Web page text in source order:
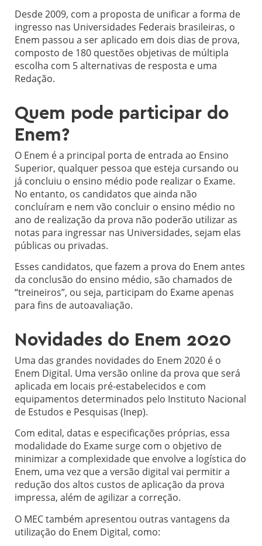
Desde 2009, com a proposta de unificar a forma de
ingresso nas Universidades Federais brasileiras, o
Enem passou a ser aplicado em dois dias de prova,
composto de 180 questões objetivas de múltipla
escolha com 5 alternativas de resposta e uma
Redação.
Quem pode participar do
Enem?
O Enem é a principal porta de entrada ao Ensino
Superior, qualquer pessoa que esteja cursando ou
já concluiu o ensino médio pode realizar o Exame.
No entanto, os candidatos que ainda não
concluíram e nem vão concluir o ensino médio no
ano de realização da prova não poderão utilizar as
notas para ingressar nas Universidades, sejam elas
públicas ou privadas.
Esses candidatos, que fazem a prova do Enem antes
da conclusão do ensino médio, são chamados de
“treineiros”, ou seja, participam do Exame apenas
para fins de autoavaliação.
Novidades do Enem 2020
Uma das grandes novidades do Enem 2020 é o
Enem Digital. Uma versão online da prova que será
aplicada em locais pré-estabelecidos e com
equipamentos determinados pelo Instituto Nacional
de Estudos e Pesquisas (Inep).
Com edital, datas e especificações próprias, essa
modalidade do Exame surge com o objetivo de
minimizar a complexidade que envolve a logística do
Enem, uma vez que a versão digital vai permitir a
redução dos altos custos de aplicação da prova
impressa, além de agilizar a correção.
O MEC também apresentou outras vantagens da
utilização do Enem Digital, como: